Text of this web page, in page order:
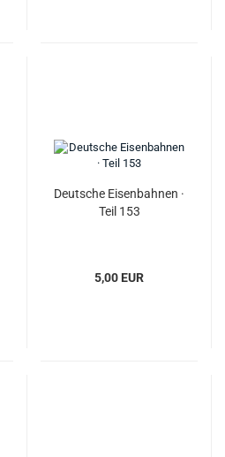
Deutsche Eisenbahnen ·
Teil 153
5,00 EUR